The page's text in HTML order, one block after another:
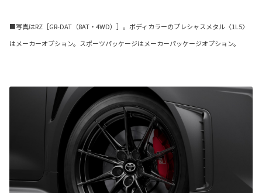
■写真はRZ［GR-DAT（8AT・4WD）］。ボディカラーのプレシャスメタル〈1L5〉
はメーカーオプション。スポーツパッケージはメーカーパッケージオプション。